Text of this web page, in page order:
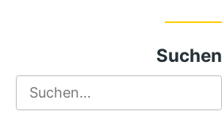
Suchen
Suchen